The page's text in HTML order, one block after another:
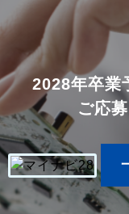
2028年卒業
ご応